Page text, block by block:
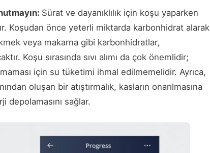
Sürat ve dayanıklılık için koşu yaparken
Koşudan önce yeterli miktarda karbonhidrat alarak
veya makarna gibi karbonhidratlar,
Koşu sırasında sıvı alımı da çok önemlidir;
için su tüketimi ihmal edilmemelidir. Ayrıca,
oluşan bir atıştırmalık, kasların onarılmasına
depolamasını sağlar.